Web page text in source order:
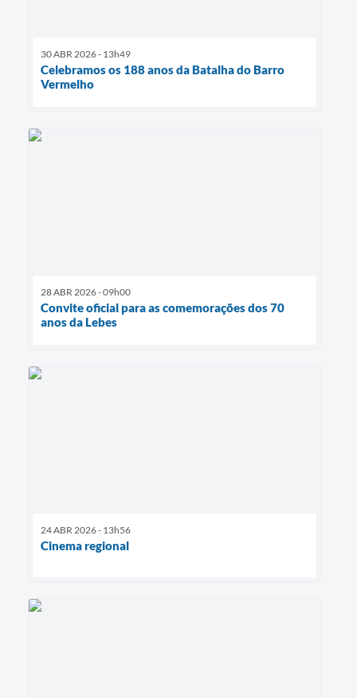
30 ABR 2026 - 13h49
Celebramos os 188 anos da Batalha do Barro
Vermelho
28 ABR 2026 - 09h00
Convite oficial para as comemorações dos 70
anos da Lebes
24 ABR 2026 - 13h56
Cinema regional